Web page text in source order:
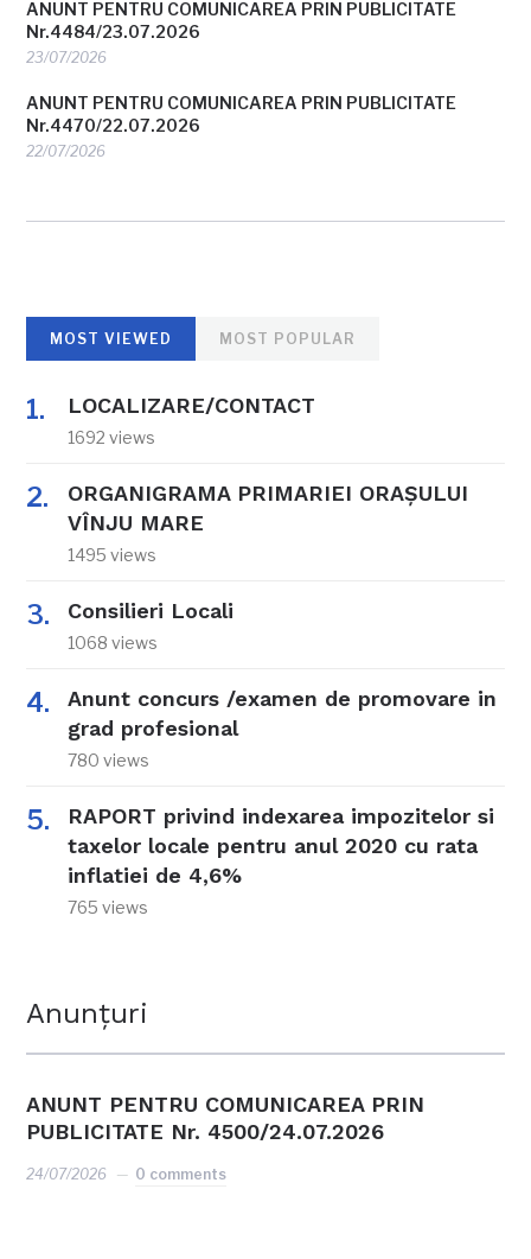
ANUNT PENTRU COMUNICAREA PRIN PUBLICITATE
Nr.4484/23.07.2026
23/07/2026
ANUNT PENTRU COMUNICAREA PRIN PUBLICITATE
Nr.4470/22.07.2026
22/07/2026
MOST VIEWED MOST POPULAR
LOCALIZARE/CONTACT
1692 views
ORGANIGRAMA PRIMARIEI ORAŞULUI
VÎNJU MARE
1495 views
Consilieri Locali
1068 views
Anunt concurs /examen de promovare in
grad profesional
780 views
RAPORT privind indexarea impozitelor si
taxelor locale pentru anul 2020 cu rata
inflatiei de 4,6%
765 views
Anunțuri
ANUNT PENTRU COMUNICAREA PRIN
PUBLICITATE Nr. 4500/24.07.2026
24/07/2026 0 comments